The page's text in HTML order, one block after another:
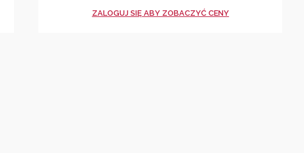
ZALOGUJ SIĘ ABY ZOBACZYĆ CENY